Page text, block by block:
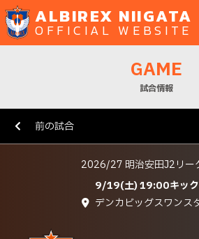
ALBIREX NIIGATA
OFFICIAL WEBSITE
GAME
試合情報
前の試合
2026/27 明治安田J2リー
9/19(土) 19:00キック
デンカビッグスワンス